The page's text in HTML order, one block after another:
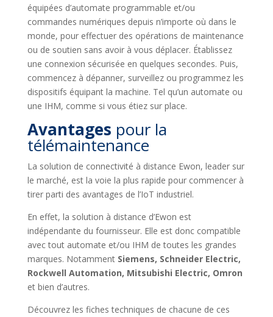
équipées d’automate programmable et/ou
commandes numériques depuis n’importe où dans le
monde, pour effectuer des opérations de maintenance
ou de soutien sans avoir à vous déplacer. Établissez
une connexion sécurisée en quelques secondes. Puis,
commencez à dépanner, surveillez ou programmez les
dispositifs équipant la machine. Tel qu’un automate ou
une IHM, comme si vous étiez sur place.
Avantages pour la
télémaintenance
La solution de connectivité à distance Ewon, leader sur
le marché, est la voie la plus rapide pour commencer à
tirer parti des avantages de l’IoT industriel.
En effet, la solution à distance d’Ewon est
indépendante du fournisseur. Elle est donc compatible
avec tout automate et/ou IHM de toutes les grandes
marques. Notamment Siemens, Schneider Electric,
Rockwell Automation, Mitsubishi Electric, Omron
et bien d’autres.
Découvrez les fiches techniques de chacune de ces